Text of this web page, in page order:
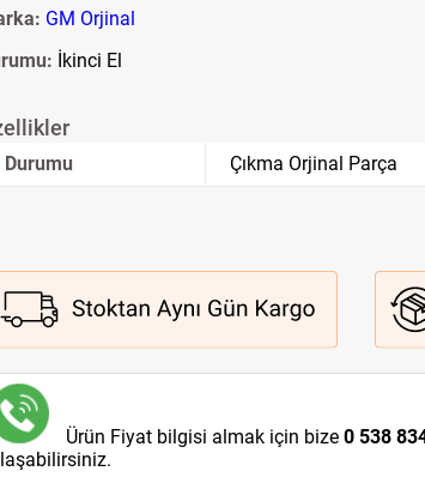
GM Orjinal
İkinci El
Durumu Çıkma Orjinal Parça
Ürün Fiyat bilgisi almak için bize 0 538